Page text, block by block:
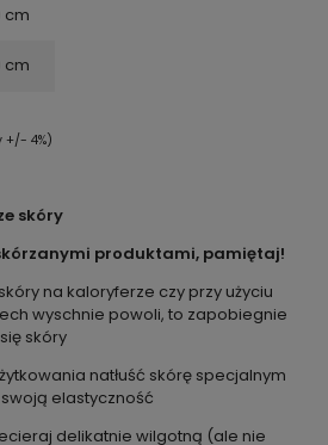
cm
cm
+/- 4%)
skóry
produktami, pamiętaj!
na kaloryferze czy przy użyciu
wyschnie powoli, to zapobiegnie
skóry
natłuść skórę specjalnym
elastyczność
delikatnie wilgotną (ale nie